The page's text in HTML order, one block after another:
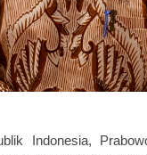
Indonesia,